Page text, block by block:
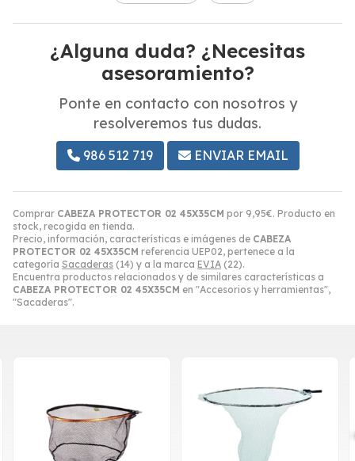
Comprar CABEZA PROTECTOR 02 45X35CM por 9,95€. Producto en
stock, recogida en tienda.
Precio, información, características e imágenes de CABEZA
PROTECTOR 02 45X35CM referencia UEP02, pertenece a la
categoría Sacaderas (14) y a la marca EVIA (22).
Encuentra productos relacionados y de similares características a
CABEZA PROTECTOR 02 45X35CM en "Accesorios y herramientas",
"Sacaderas".
¿Alguna duda? ¿Necesitas
asesoramiento?
Ponte en contacto con nosotros y
resolveremos tus dudas.
986 512 719 ENVIAR EMAIL